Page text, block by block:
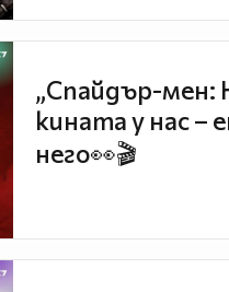
„Спайдър-мен:
кината у нас –
него👀🎬